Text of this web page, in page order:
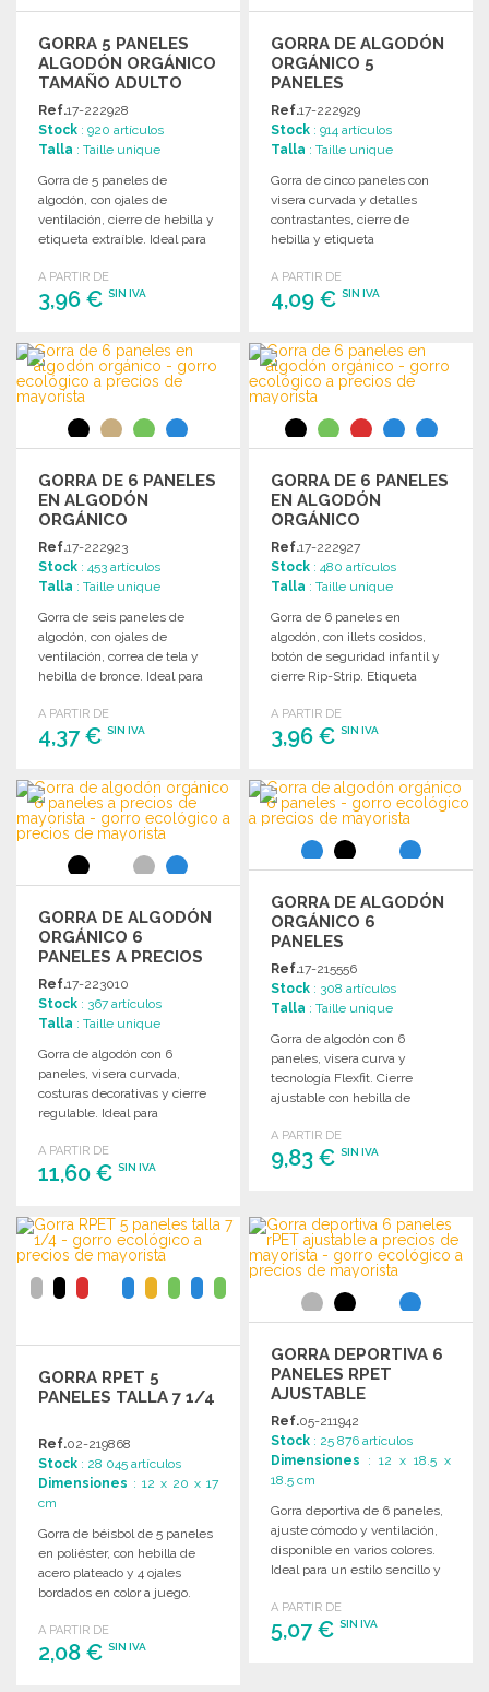
GORRA 5 PANELES
ALGODÓN ORGÁNICO
TAMAÑO ADULTO
Ref.17-222928
Stock : 920 artículos
Talla : Taille unique
Gorra de 5 paneles de
algodón, con ojales de
ventilación, cierre de hebilla y
etiqueta extraíble. Ideal para
A PARTIR DE
3,96 € SIN IVA
PEDIR
Solicitar un presupuesto
GORRA DE ALGODÓN
ORGÁNICO 5
PANELES
Ref.17-222929
Stock : 914 artículos
Talla : Taille unique
Gorra de cinco paneles con
visera curvada y detalles
contrastantes, cierre de
hebilla y etiqueta
personalizar.
A PARTIR DE
4,09 €SIN IVA
PEDIR
Solicitar un presupuesto
GORRA DE 6 PANELES
EN ALGODÓN
ORGÁNICO
Ref.17-222923
Stock : 453 artículos
Talla : Taille unique
Gorra de seis paneles de
algodón, con ojales de
ventilación, correa de tela y
hebilla de bronce. Ideal para
A PARTIR DE
4,37 € SIN IVA
PEDIR
Solicitar un presupuesto
GORRA DE 6 PANELES
EN ALGODÓN
ORGÁNICO
Ref.17-222927
Stock : 480 artículos
Talla : Taille unique
Gorra de 6 paneles en
algodón, con illets cosidos,
botón de seguridad infantil y
cierre Rip-Strip. Etiqueta
A PARTIR DE
3,96 €SIN IVA
PEDIR
Solicitar un presupuesto
GORRA DE ALGODÓN
ORGÁNICO 6
PANELES A PRECIOS
DE MAYORISTA
Ref.17-223010
Stock : 367 artículos
Talla : Taille unique
Gorra de algodón con 6
paneles, visera curvada,
costuras decorativas y cierre
regulable. Ideal para
A PARTIR DE
11,60 € SIN IVA
PEDIR
Solicitar un presupuesto
GORRA DE ALGODÓN
ORGÁNICO 6
PANELES
Ref.17-215556
Stock : 308 artículos
Talla : Taille unique
Gorra de algodón con 6
paneles, visera curva y
tecnología Flexfit. Cierre
ajustable con hebilla de
A PARTIR DE
9,83 €SIN IVA
Solicitar un presupuesto
GORRA RPET 5
PANELES TALLA 7 1/4
Ref.02-219868
Stock : 28 045 artículos
Dimensiones : 12 x 20 x 17
cm
Gorra de béisbol de 5 paneles
en poliéster, con hebilla de
acero plateado y 4 ojales
bordados en color a juego.
A PARTIR DE
2,08 € SIN IVA
GORRA DEPORTIVA 6
PANELES RPET
AJUSTABLE
Ref.05-211942
Stock : 25 876 artículos
Dimensiones : 12 x 18.5 x
18.5 cm
Gorra deportiva de 6 paneles,
ajuste cómodo y ventilación,
disponible en varios colores.
Ideal para un estilo sencillo y
A PARTIR DE
5,07 €SIN IVA